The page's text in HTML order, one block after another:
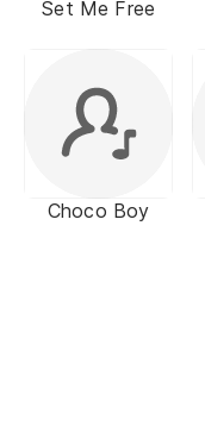
Set Me Free
Choco Boy